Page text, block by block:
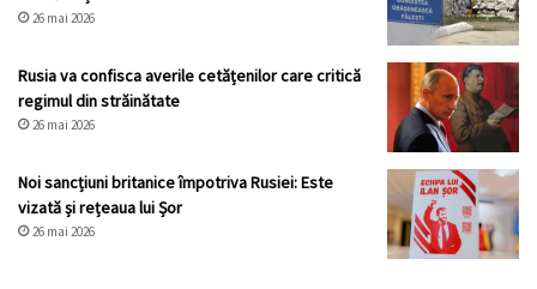
26 mai 2026
Rusia va confisca averile cetățenilor care critică
regimul din străinătate
26 mai 2026
Noi sancțiuni britanice împotriva Rusiei: Este
vizată și rețeaua lui Șor
26 mai 2026